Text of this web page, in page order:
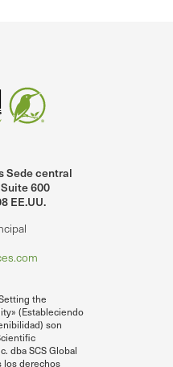
Sede central
600
EE.UU.
the
(Estableciendo
son
dba SCS Global
los derechos